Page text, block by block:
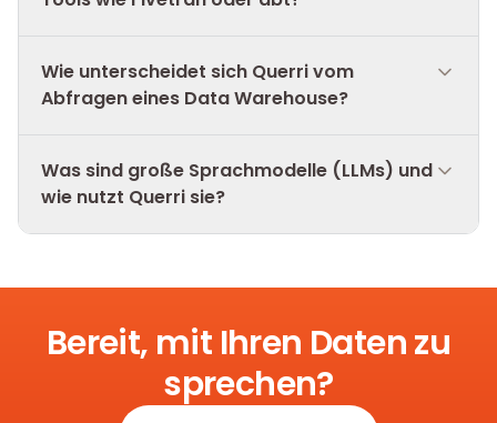
Wie unterscheidet sich Querri vom
Abfragen eines Data Warehouse?
Was sind große Sprachmodelle (LLMs) und
wie nutzt Querri sie?
Bereit, mit Ihren Daten zu
sprechen?